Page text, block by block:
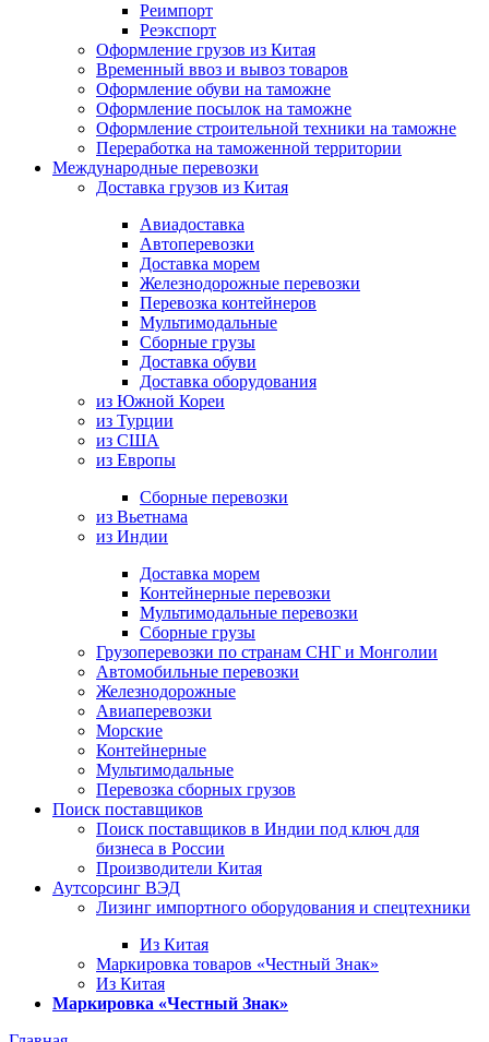
Реимпорт
Реэкспорт
Оформление грузов из Китая
Временный ввоз и вывоз товаров
Оформление обуви на таможне
Оформление посылок на таможне
Оформление строительной техники на таможне
Переработка на таможенной территории
Международные перевозки
Доставка грузов из Китая
Авиадоставка
Автоперевозки
Доставка морем
Железнодорожные перевозки
Перевозка контейнеров
Мультимодальные
Сборные грузы
Доставка обуви
Доставка оборудования
из Южной Кореи
из Турции
из США
из Европы
Сборные перевозки
из Вьетнама
из Индии
Доставка морем
Контейнерные перевозки
Мультимодальные перевозки
Сборные грузы
Грузоперевозки по странам СНГ и Монголии
Автомобильные перевозки
Железнодорожные
Авиаперевозки
Морские
Контейнерные
Мультимодальные
Перевозка сборных грузов
Поиск поставщиков
Поиск поставщиков в Индии под ключ для
бизнеса в России
Производители Китая
Аутсорсинг ВЭД
Лизинг импортного оборудования и спецтехники
Из Китая
Маркировка товаров «Честный Знак»
Из Китая
Маркировка «Честный Знак»